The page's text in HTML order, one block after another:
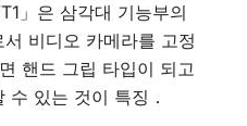
」은 삼각대 기능부의
비디오 카메라를 고정
핸드 그립 타입이 되고
수 있는 것이 특징．